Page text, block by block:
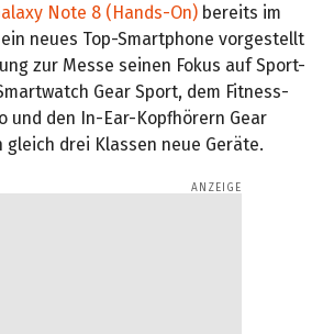
Note 8 (Hands-On) bereits im
ein neues Top-Smartphone vorgestellt
zur Messe seinen Fokus auf Sport-
Gear Sport, dem Fitness-
und den In-Ear-Kopfhörern Gear
gleich drei Klassen neue Geräte.